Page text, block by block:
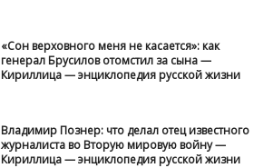
«Сон верховного меня не касается»: как
генерал Брусилов отомстил за сына —
Кириллица — энциклопедия русской жизни
Владимир Познер: что делал отец известного
журналиста во Вторую мировую войну —
Кириллица — энциклопедия русской жизни